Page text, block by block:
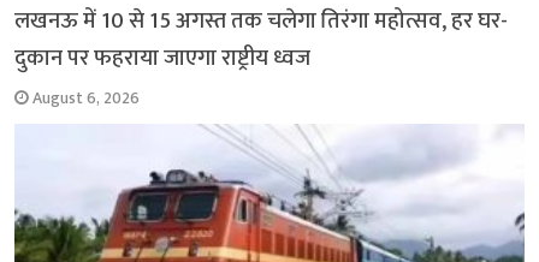
लखनऊ में 10 से 15 अगस्त तक चलेगा तिरंगा महोत्सव, हर घर-
दुकान पर फहराया जाएगा राष्ट्रीय ध्वज
August 6, 2026